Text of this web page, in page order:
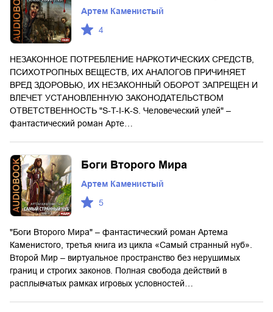
Артем Каменистый
4
НЕЗАКОННОЕ ПОТРЕБЛЕНИЕ НАРКОТИЧЕСКИХ СРЕДСТВ,
ПСИХОТРОПНЫХ ВЕЩЕСТВ, ИХ АНАЛОГОВ ПРИЧИНЯЕТ
ВРЕД ЗДОРОВЬЮ, ИХ НЕЗАКОННЫЙ ОБОРОТ ЗАПРЕЩЕН И
ВЛЕЧЕТ УСТАНОВЛЕННУЮ ЗАКОНОДАТЕЛЬСТВОМ
ОТВЕТСТВЕННОСТЬ "S-T-I-K-S. Человеческий улей" –
фантастический роман Арте…
Боги Второго Мира
Артем Каменистый
5
"Боги Второго Мира" – фантастический роман Артема
Каменистого, третья книга из цикла «Самый странный нуб».
Второй Мир – виртуальное пространство без нерушимых
границ и строгих законов. Полная свобода действий в
расплывчатых рамках игровых условностей…